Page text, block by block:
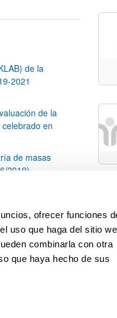
ofrecer funciones
uso que haga del sitio
combinarla con otra
que haya hecho de sus
de la
2021
de la
en
de masas
2019)
desplazarse.Use TAB para